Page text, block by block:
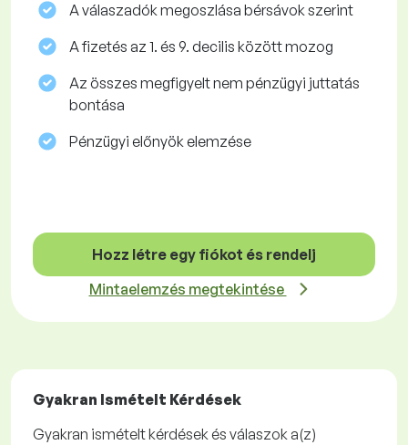
A válaszadók megoszlása ​​bérsávok szerint
A fizetés az 1. és 9. decilis között mozog
Az összes megfigyelt nem pénzügyi juttatás
bontása
Pénzügyi előnyök elemzése
Hozz létre egy fiókot és rendelj
Mintaelemzés megtekintése
Gyakran Ismételt Kérdések
Gyakran ismételt kérdések és válaszok a(z)